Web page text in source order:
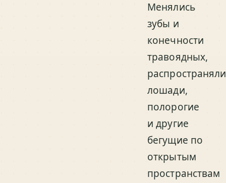
Менялись
зубы и
конечности
травоядных,
лошади,
полорогие
и другие
бегущие по
открытым
пространствам